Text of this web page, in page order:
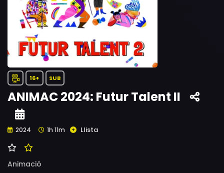
16+ SUB
ANIMAC 2024: Futur Talent II
2024 1h 11m Llista
Animació